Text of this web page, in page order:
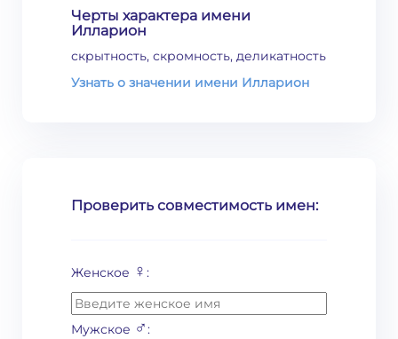
Черты характера имени
Илларион
скрытность, скромность, деликатность
Узнать о значении имени Илларион
Проверить совместимость имен:
Женское ♀ :
Мужское ♂: